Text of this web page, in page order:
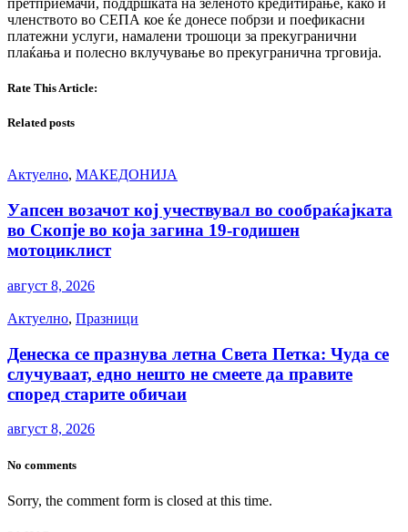
претприемачи, поддршката на зеленото кредитирање, како и
членството во СЕПА кое ќе донесе побрзи и поефикасни
платежни услуги, намалени трошоци за прекугранични
плаќања и полесно вклучување во прекугранична трговија.
Rate This Article:
Related posts
Актуелно, МАКЕДОНИЈА
Уапсен возачот кој учествувал во сообраќајката
во Скопје во која загина 19-годишен
мотоциклист
август 8, 2026
Актуелно, Празници
Денеска се празнува летна Света Петка: Чуда се
случуваат, едно нешто не смеете да правите
според старите обичаи
август 8, 2026
No comments
Sorry, the comment form is closed at this time.